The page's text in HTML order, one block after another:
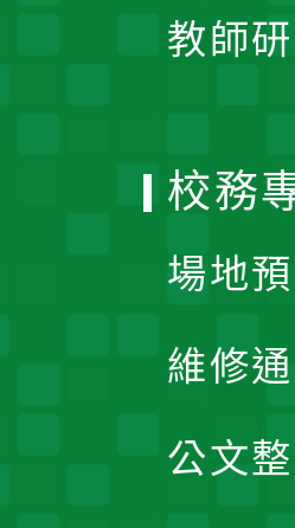
教師
校務
場地
維修
公文